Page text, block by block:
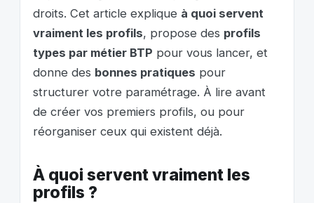
droits. Cet article explique à quoi servent
vraiment les profils, propose des profils
types par métier BTP pour vous lancer, et
donne des bonnes pratiques pour
structurer votre paramétrage. À lire avant
de créer vos premiers profils, ou pour
réorganiser ceux qui existent déjà.
À quoi servent vraiment les
profils ?